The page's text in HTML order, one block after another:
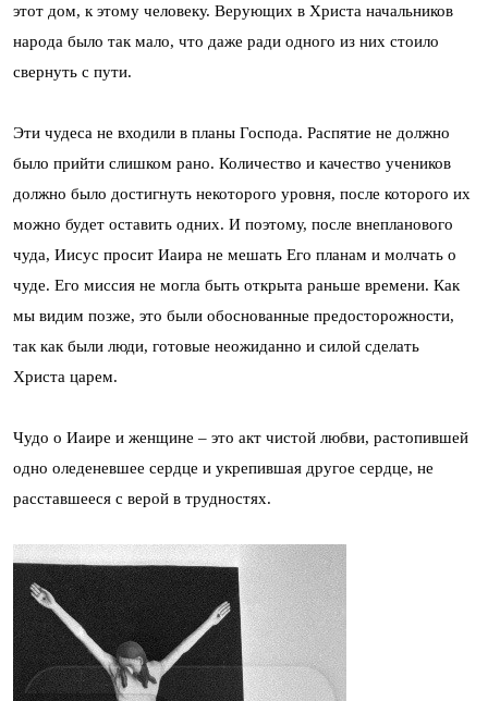
этот дом, к этому человеку. Верующих в Христа начальников
народа было так мало, что даже ради одного из них стоило
свернуть с пути.
Эти чудеса не входили в планы Господа. Распятие не должно
было прийти слишком рано. Количество и качество учеников
должно было достигнуть некоторого уровня, после которого их
можно будет оставить одних. И поэтому, после внепланового
чуда, Иисус просит Иаира не мешать Его планам и молчать о
чуде. Его миссия не могла быть открыта раньше времени. Как
мы видим позже, это были обоснованные предосторожности,
так как были люди, готовые неожиданно и силой сделать
Христа царем.
Чудо о Иаире и женщине – это акт чистой любви, растопившей
одно оледеневшее сердце и укрепившая другое сердце, не
расставшееся с верой в трудностях.